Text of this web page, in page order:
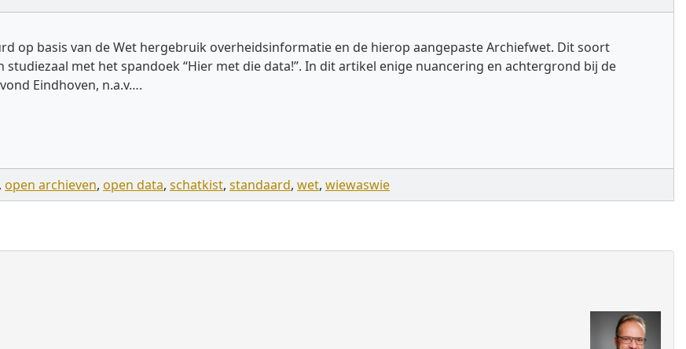
op basis van de Wet hergebruik overheidsinformatie en de hierop aangepaste Archiefwet. Dit soort
met het spandoek “Hier met die data!”. In dit artikel enige nuancering en achtergrond bij de
Eindhoven, n.a.v….
, open archieven, open data, schatkist, standaard, wet, wiewaswie